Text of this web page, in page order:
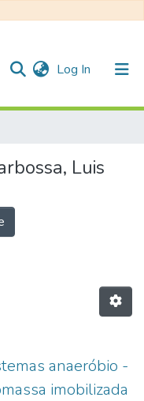
Log In (current)
Luis
anaeróbio -
imobilizada